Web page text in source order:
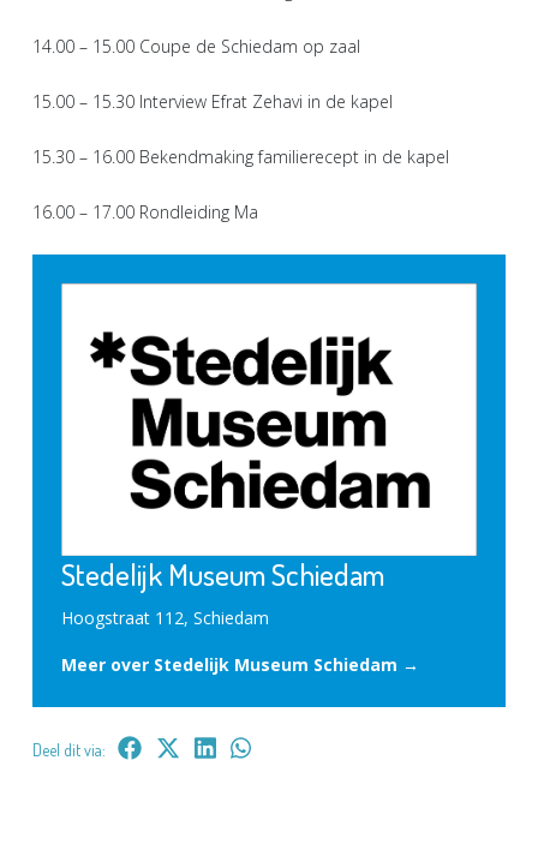
14.00 – 15.00 Coupe de Schiedam op zaal
15.00 – 15.30 Interview Efrat Zehavi in de kapel
15.30 – 16.00 Bekendmaking familierecept in de kapel
16.00 – 17.00 Rondleiding Ma
Stedelijk Museum Schiedam
Hoogstraat 112, Schiedam
Meer over Stedelijk Museum Schiedam →
Deel dit via: